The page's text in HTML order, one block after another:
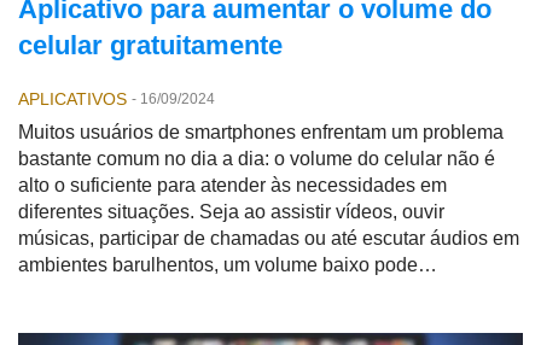
Aplicativo para aumentar o volume do
celular gratuitamente
APLICATIVOS - 16/09/2024
Muitos usuários de smartphones enfrentam um problema
bastante comum no dia a dia: o volume do celular não é
alto o suficiente para atender às necessidades em
diferentes situações. Seja ao assistir vídeos, ouvir
músicas, participar de chamadas ou até escutar áudios em
ambientes barulhentos, um volume baixo pode